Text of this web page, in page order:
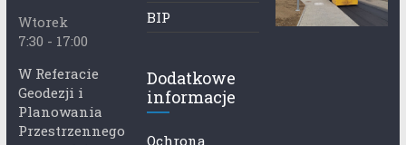
Wtorek
7:30 - 17:00
W Referacie
Geodezji i
Planowania
Przestrzennego
BIP
Dodatkowe
informacje
Ochrona